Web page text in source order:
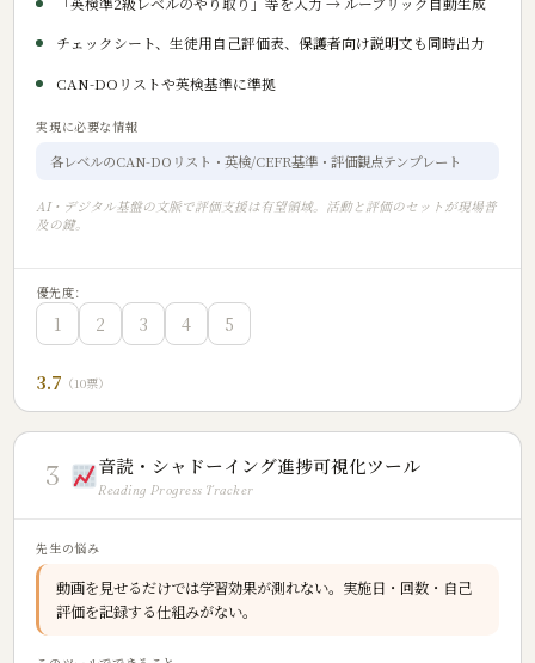
チェックシート、生徒用自己評価表、保護者向け説明文も同時出力
CAN-DOリストや英検基準に準拠
実現に必要な情報
各レベルのCAN-DOリスト・英検/CEFR基準・評価観点テンプレート
AI・デジタル基盤の文脈で評価支援は有望領域。活動と評価のセットが現場普
及の鍵。
優先度:
1 2 3 4 5
3.7 （10票）
3 音読・シャドーイング進捗可視化ツール
Reading Progress Tracker
先生の悩み
動画を見せるだけでは学習効果が測れない。実施日・回数・自己
評価を記録する仕組みがない。